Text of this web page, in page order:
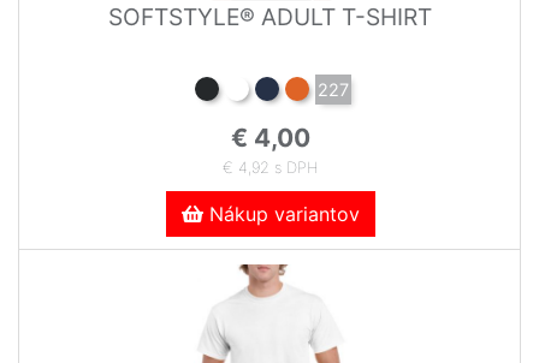
SOFTSTYLE® ADULT T-SHIRT
227
€ 4,00
€ 4,92 s DPH
Nákup variantov